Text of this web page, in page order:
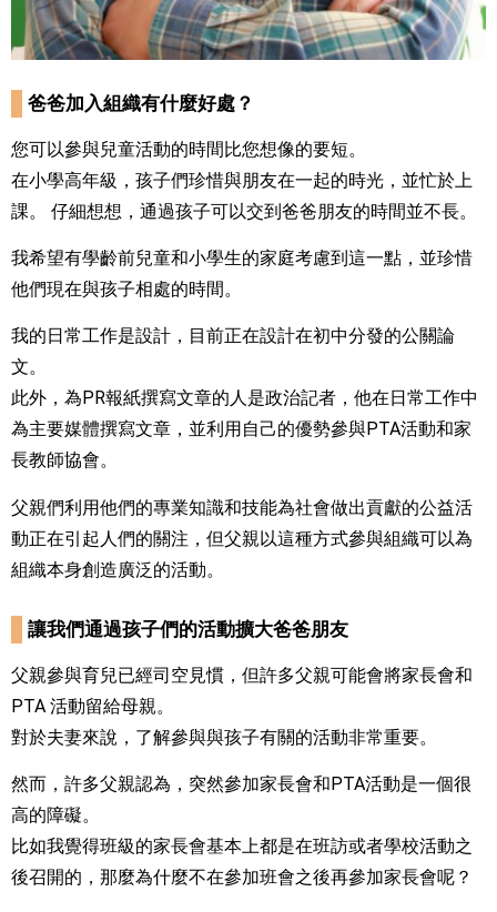
爸爸加入組織有什麼好處？
您可以參與兒童活動的時間比您想像的要短。
在小學高年級，孩子們珍惜與朋友在一起的時光，並忙於上
課。 仔細想想，通過孩子可以交到爸爸朋友的時間並不長。
我希望有學齡前兒童和小學生的家庭考慮到這一點，並珍惜
他們現在與孩子相處的時間。
我的日常工作是設計，目前正在設計在初中分發的公關論
文。
此外，為PR報紙撰寫文章的人是政治記者，他在日常工作中
為主要媒體撰寫文章，並利用自己的優勢參與PTA活動和家
長教師協會。
父親們利用他們的專業知識和技能為社會做出貢獻的公益活
動正在引起人們的關注，但父親以這種方式參與組織可以為
組織本身創造廣泛的活動。
讓我們通過孩子們的活動擴大爸爸朋友
父親參與育兒已經司空見慣，但許多父親可能會將家長會和
PTA 活動留給母親。
對於夫妻來說，了解參與與孩子有關的活動非常重要。
然而，許多父親認為，突然參加家長會和PTA活動是一個很
高的障礙。
比如我覺得班級的家長會基本上都是在班訪或者學校活動之
後召開的，那麼為什麼不在參加班會之後再參加家長會呢？